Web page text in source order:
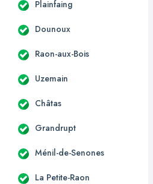
Plainfaing
Dounoux
Raon-aux-Bois
Uzemain
Châtas
Grandrupt
Ménil-de-Senones
La Petite-Raon